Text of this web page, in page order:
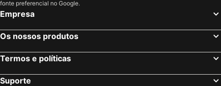
fonte preferencial no Google.
Empresa
Os nossos produtos
Termos e políticas
Suporte